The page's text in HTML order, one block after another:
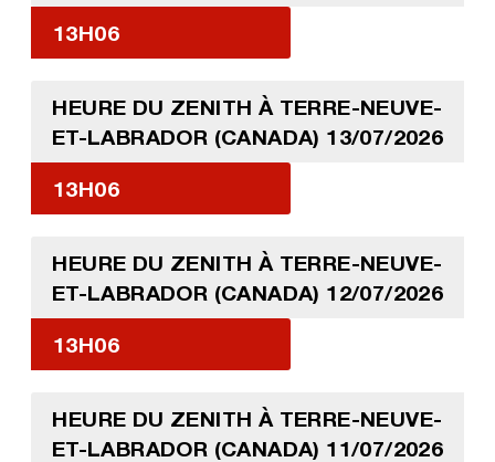
13H06
HEURE DU ZENITH À TERRE-NEUVE-
ET-LABRADOR (CANADA) 13/07/2026
13H06
HEURE DU ZENITH À TERRE-NEUVE-
ET-LABRADOR (CANADA) 12/07/2026
13H06
HEURE DU ZENITH À TERRE-NEUVE-
ET-LABRADOR (CANADA) 11/07/2026